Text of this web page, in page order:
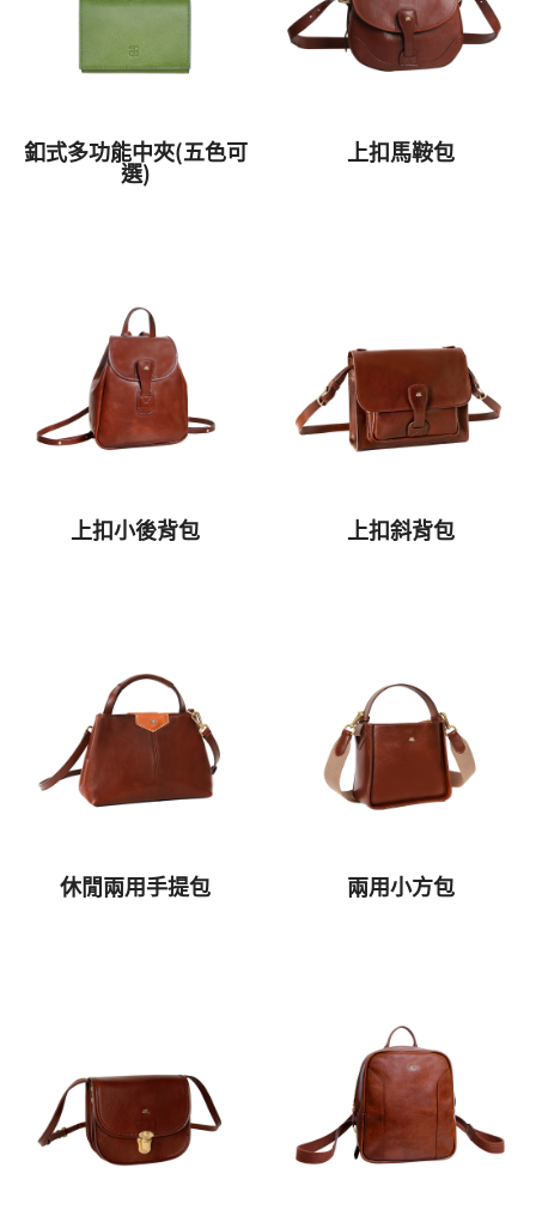
釦式多功能中夾(五色可
選)
上扣馬鞍包
上扣小後背包 上扣斜背包
休閒兩用手提包 兩用小方包